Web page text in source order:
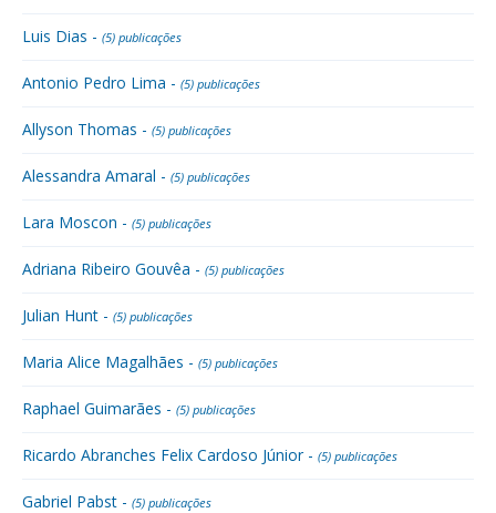
Luis Dias - (5) publicações
Antonio Pedro Lima - (5) publicações
Allyson Thomas - (5) publicações
Alessandra Amaral - (5) publicações
Lara Moscon - (5) publicações
Adriana Ribeiro Gouvêa - (5) publicações
Julian Hunt - (5) publicações
Maria Alice Magalhães - (5) publicações
Raphael Guimarães - (5) publicações
Ricardo Abranches Felix Cardoso Júnior - (5) publicações
Gabriel Pabst - (5) publicações